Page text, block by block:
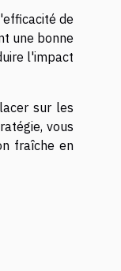
de
une bonne
l'impact
sur les
vous
fraîche en